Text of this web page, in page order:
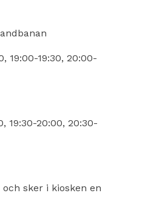
19:00-19:30, 20:00-
19:30-20:00, 20:30-
sker i kiosken en